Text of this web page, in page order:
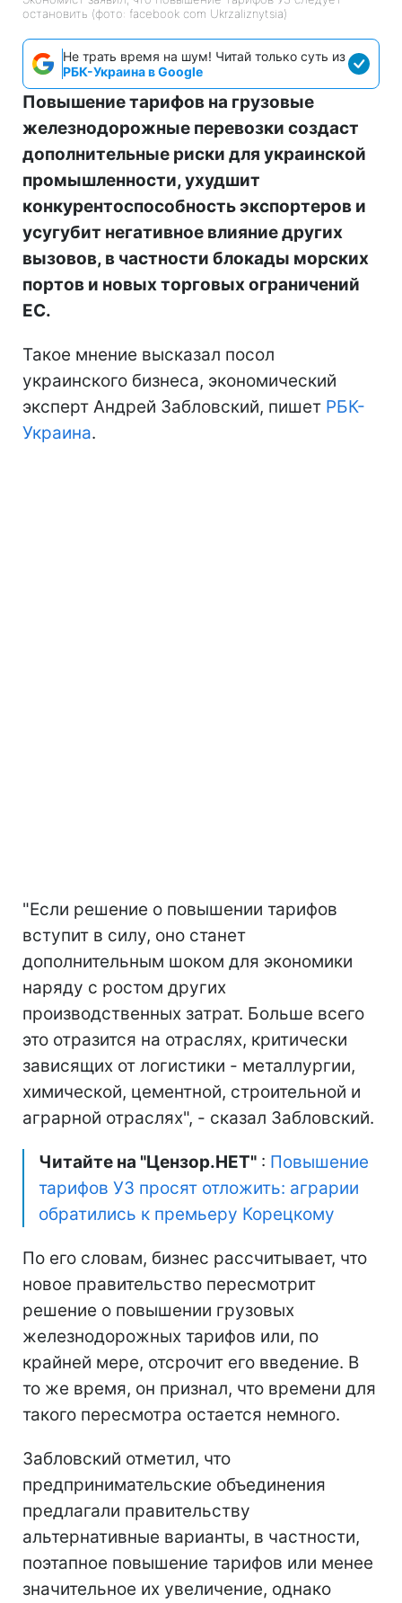
остановить (фото: facebook com Ukrzaliznytsia)
Не трать время на шум! Читай только суть из
РБК-Украина в Google
Повышение тарифов на грузовые
железнодорожные перевозки создаст
дополнительные риски для украинской
промышленности, ухудшит
конкурентоспособность экспортеров и
усугубит негативное влияние других
вызовов, в частности блокады морских
портов и новых торговых ограничений
ЕС.
Такое мнение высказал посол
украинского бизнеса, экономический
эксперт Андрей Забловский, пишет РБК-
Украина.
"Если решение о повышении тарифов
вступит в силу, оно станет
дополнительным шоком для экономики
наряду с ростом других
производственных затрат. Больше всего
это отразится на отраслях, критически
зависящих от логистики - металлургии,
химической, цементной, строительной и
аграрной отраслях", - сказал Забловский.
Читайте на "Цензор.НЕТ" : Повышение
тарифов УЗ просят отложить: аграрии
обратились к премьеру Корецкому
По его словам, бизнес рассчитывает, что
новое правительство пересмотрит
решение о повышении грузовых
железнодорожных тарифов или, по
крайней мере, отсрочит его введение. В
то же время, он признал, что времени для
такого пересмотра остается немного.
Забловский отметил, что
предпринимательские объединения
предлагали правительству
альтернативные варианты, в частности,
поэтапное повышение тарифов или менее
значительное их увеличение, однако